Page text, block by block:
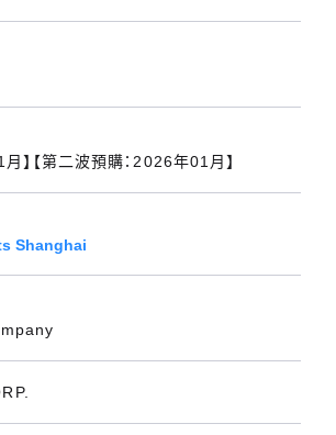
】【第二波預購：2026年01月】
Shanghai